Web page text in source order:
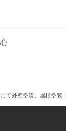
て外壁塗装、屋根塗装！